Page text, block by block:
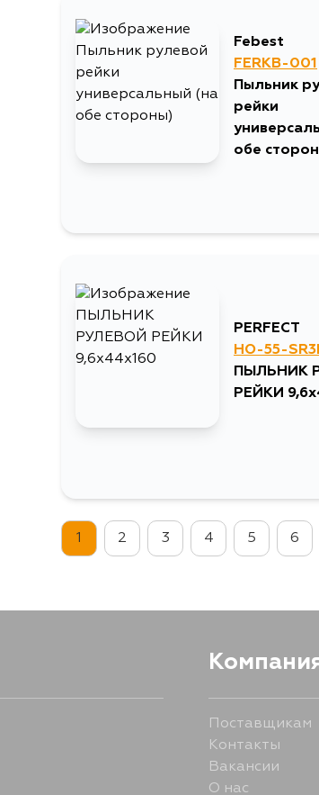
Febest
FERKB-001
Пыльник
рейки
обе
PERFECT
HO-55-
ПЫЛЬНИК
РЕЙКИ
1 2 3 4 5 6
Поставщикам
Контакты
Вакансии
О нас